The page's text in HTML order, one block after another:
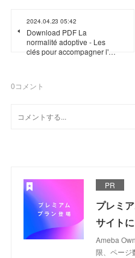
2024.04.23 05:42
Download PDF La
normalité adoptive - Les
clés pour accompagner l'…
0コメント
PR
プレミ
サイトに
Ameba
限、ページ